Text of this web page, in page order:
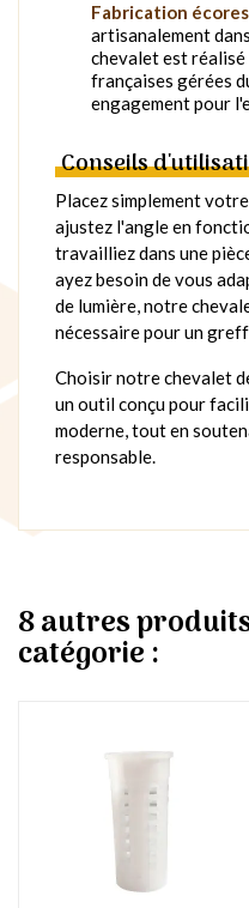
Fabrication
artisanalement
chevalet est
françaises gérées
engagement pour
Conseils
Placez simplement
ajustez l'angle en
travailliez dans une
ayez besoin de vous
de lumière, notre
nécessaire pour un
Choisir notre chevalet
un outil conçu pour
moderne, tout en
responsable.
8 autres
catégorie :